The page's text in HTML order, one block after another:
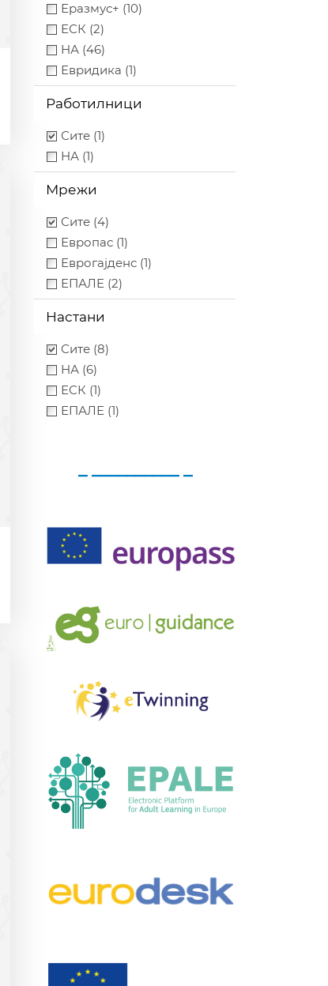
Еразмус+ (10)
ЕСК (2)
НА (46)
Евридика (1)
Работилници
Сите (1)
НА (1)
Мрежи
Сите (4)
Европас (1)
Еврогајденс (1)
ЕПАЛЕ (2)
Настани
Сите (8)
НА (6)
ЕСК (1)
ЕПАЛЕ (1)
_ __________ _